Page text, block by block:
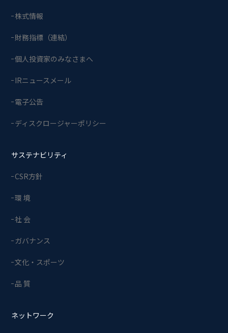
株式情報
財務指標（連結）
個人投資家のみなさまへ
IRニュースメール
電子公告
ディスクロージャーポリシー
サステナビリティ
CSR方針
環 境
社 会
ガバナンス
文化・スポーツ
品 質
ネットワーク